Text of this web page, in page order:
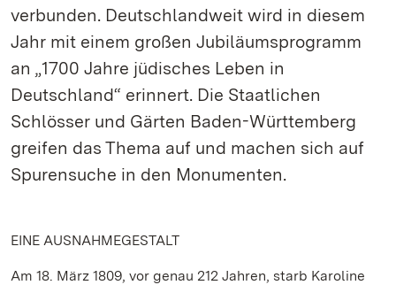
verbunden. Deutschlandweit wird in diesem
Jahr mit einem großen Jubiläumsprogramm
an „1700 Jahre jüdisches Leben in
Deutschland“ erinnert. Die Staatlichen
Schlösser und Gärten Baden-Württemberg
greifen das Thema auf und machen sich auf
Spurensuche in den Monumenten.
EINE AUSNAHMEGESTALT
Am 18. März 1809, vor genau 212 Jahren, starb Karoline